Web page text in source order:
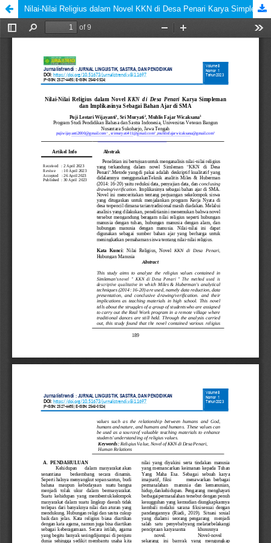
Nilai-Nilai Religius dalam Novel KKN di Desa Penari Karya Simpleman dan Implikasinya Sebagai Bahan Ajar di SMA